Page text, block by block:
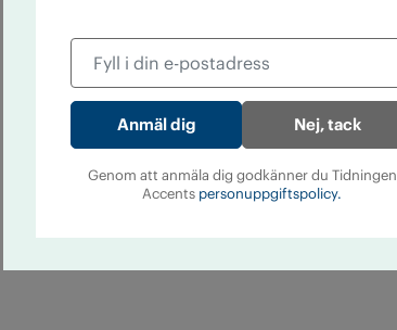
Nej, tack
Genom att anmäla dig godkänner du Tidningen
Accents personuppgiftspolicy.